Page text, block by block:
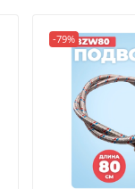
-79%